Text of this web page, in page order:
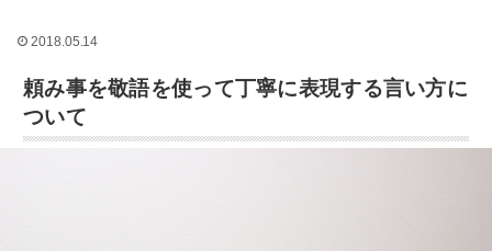
2018.05.14
頼み事を敬語を使って丁寧に表現する言い方に
ついて